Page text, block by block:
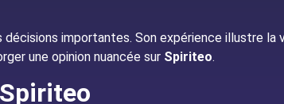
décisions importantes. Son expérience illustre la
une opinion nuancée sur Spiriteo.
Spiriteo